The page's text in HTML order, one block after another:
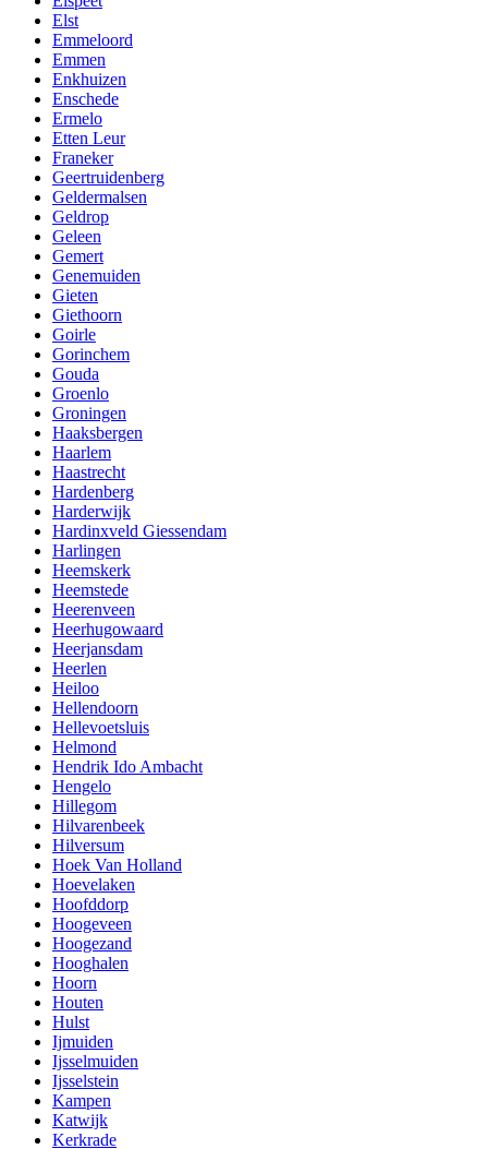
Elst
Emmeloord
Emmen
Enkhuizen
Enschede
Ermelo
Etten Leur
Franeker
Geertruidenberg
Geldermalsen
Geldrop
Geleen
Gemert
Genemuiden
Gieten
Giethoorn
Goirle
Gorinchem
Gouda
Groenlo
Groningen
Haaksbergen
Haarlem
Haastrecht
Hardenberg
Harderwijk
Hardinxveld Giessendam
Harlingen
Heemskerk
Heemstede
Heerenveen
Heerhugowaard
Heerjansdam
Heerlen
Heiloo
Hellendoorn
Hellevoetsluis
Helmond
Hendrik Ido Ambacht
Hengelo
Hillegom
Hilvarenbeek
Hilversum
Hoek Van Holland
Hoevelaken
Hoofddorp
Hoogeveen
Hoogezand
Hooghalen
Hoorn
Houten
Hulst
Ijmuiden
Ijsselmuiden
Ijsselstein
Kampen
Katwijk
Kerkrade